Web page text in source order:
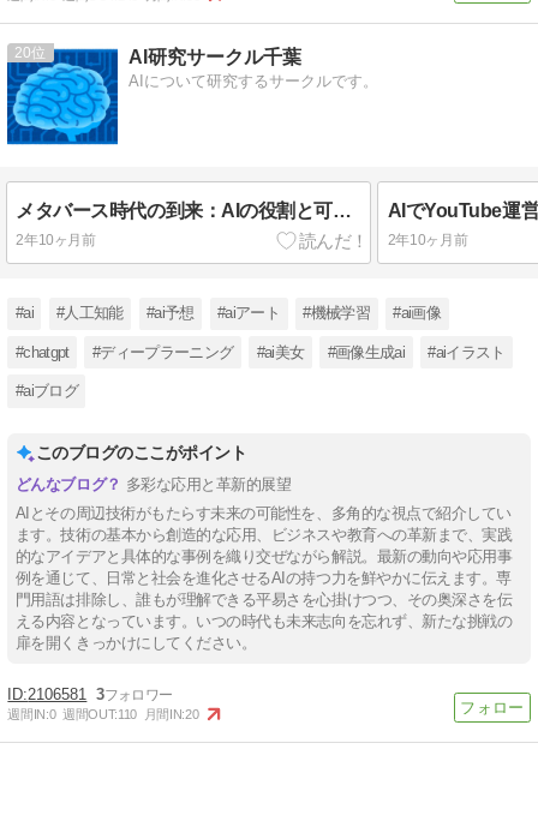
20 AI研究サークル千葉
AIについて研究するサークルです。
メタバース時代の到来：AIの役割と可能性に迫る
2年10ヶ月前 2年10ヶ月前
#ai #人工知能 #ai予想 #aiアート #機械学習 #ai画像
#chatgpt #ディープラーニング #ai美女 #画像生成ai #aiイラスト
#aiブログ
このブログのここがポイント
多彩な応用と革新的展望
AIとその周辺技術がもたらす未来の可能性を、多角的な視点で紹介してい
ます。技術の基本から創造的な応用、ビジネスや教育への革新まで、実践
的なアイデアと具体的な事例を織り交ぜながら解説。最新の動向や応用事
例を通じて、日常と社会を進化させるAIの持つ力を鮮やかに伝えます。専
門用語は排除し、誰もが理解できる平易さを心掛けつつ、その奥深さを伝
える内容となっています。いつの時代も未来志向を忘れず、新たな挑戦の
扉を開くきっかけにしてください。
2106581 3
週間IN:0 週間OUT:110 月間IN:20